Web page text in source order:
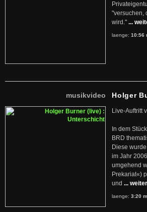
"versuchen,
wird." ...
laenge: 10:56
musikvideo Holger
Live-Auftritt
In dem
BRD
Diese
im Jahr
umgehend
Prekariat«)
und ... weiter
laenge: 3:20